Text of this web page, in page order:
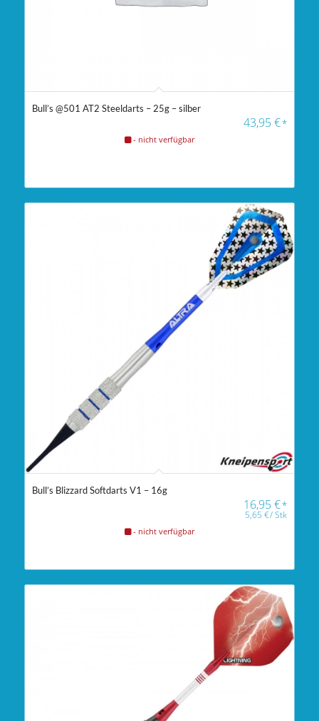
Bull’s @501 AT2 Steeldarts – 25g – silber
43,95€*
- nicht verfügbar
Bull’s Blizzard Softdarts V1 – 16g
16,95€*
5,65€/Stk
- nicht verfügbar